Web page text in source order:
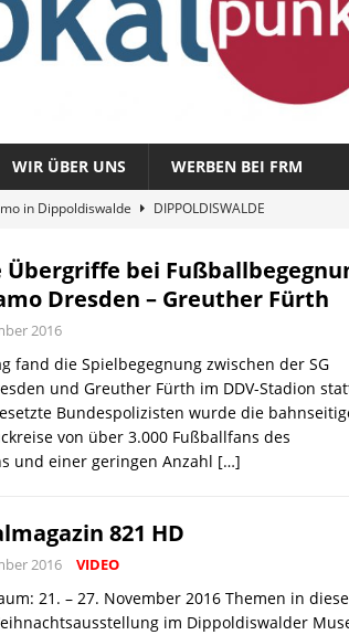
WIR ÜBER UNS WERBEN BEI FRM
in Dippoldiswalde
DIPPOLDISWALDE
– vom 27. Juli 2026
REGIONALMAGAZIN
zu „Fit im Park“
Semmelmilda DIPPOLDISWALDE
Übergriffe bei
Dresden – Greuther Fürth
2016
fand die Spielbegegnung zwischen der SG
und Greuther Fürth im DDV-Stadion
Bundespolizisten wurde die
von über 3.000 Fußballfans des
und einer geringen Anzahl […]
821 HD
2016 VIDEO
21. – 27. November 2016 Themen in
im Dippoldiswalder